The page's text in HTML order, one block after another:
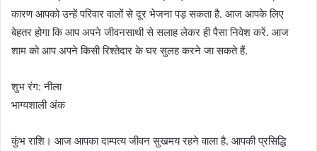
कारण आपको उन्हें परिवार वालों से दूर भेजना पड़ सकता है. आज आपके लिए
बेहतर होगा कि आप अपने जीवनसाथी से सलाह लेकर ही पैसा निवेश करें. आज
शाम को आप अपने किसी रिश्तेदार के घर सुलह करने जा सकते हैं.
शुभ रंग: नीला
भाग्यशाली अंक
कुंभ राशि। आज आपका दाम्पत्य जीवन सुखमय रहने वाला है. आपकी प्रसिद्धि